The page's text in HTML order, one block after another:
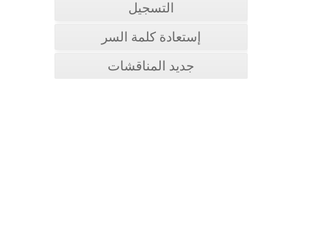
التسجيل
إستعادة كلمة السر
جديد المناقشات